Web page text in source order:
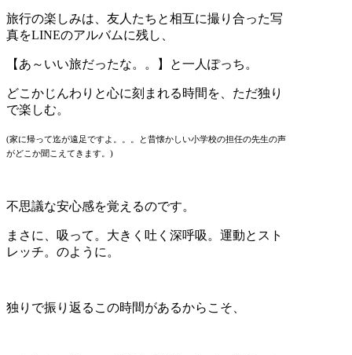
旅行の楽しみは、友人たちと相互に撮り合った写
真をLINEのアルバムに残し、
【あ～いい旅だったな。。】と一人ぽっち。
どこかじんわりと心に刻まれる時間を、ただ独り
で楽しむ。
(家に帰って迄が遠足ですよ。。。と昔懐かしい小学校の担任の先生の声
がどこか聞こえてきます。)
不思議な安心感を覚えるのです。
まさに、吸って。大きく吐く深呼吸。運動とスト
レッチ。のように。
独りで振り返るこの時間があるからこそ、